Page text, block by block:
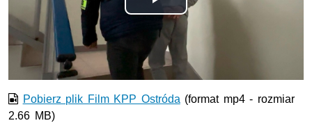
Odtwórz
wideo
Pobierz plik Film KPP Ostróda(format mp4 - rozmiar
2.66 MB)